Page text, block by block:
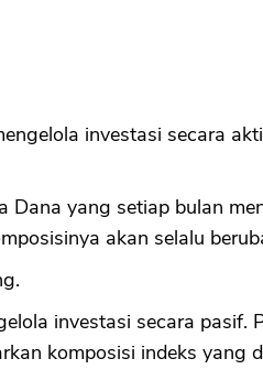
investasi secara
Dana yang setiap bulan
akan selalu
investasi secara pasif.
komposisi indeks yang